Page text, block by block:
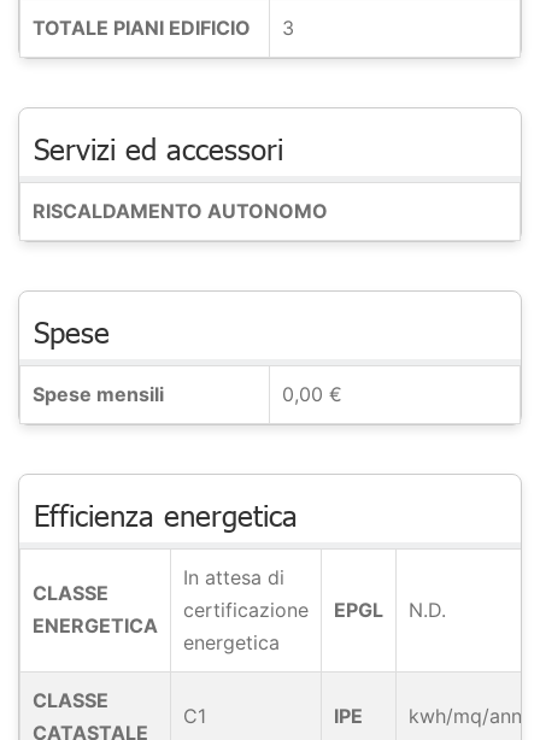
TOTALE PIANI EDIFICIO 3
Servizi ed accessori
RISCALDAMENTO AUTONOMO
Spese
Spese mensili 0,00 €
Efficienza energetica
CLASSE
ENERGETICA
In attesa di
certificazione
energetica
EPGL N.D.
CLASSE
CATASTALE
C1 IPE kwh/mq/anno